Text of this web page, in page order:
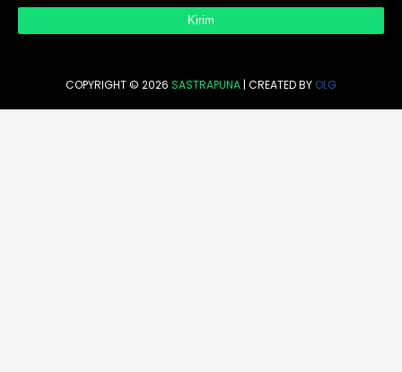
COPYRIGHT © 2026 SASTRAPUNA | CREATED BY OLG